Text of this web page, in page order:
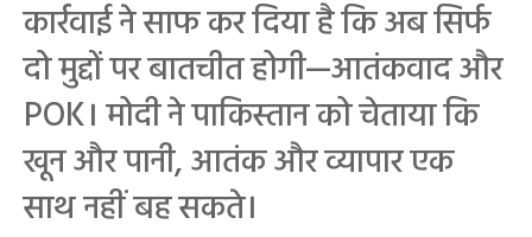
कार्रवाई ने साफ कर दिया है कि अब सिर्फ
दो मुद्दों पर बातचीत होगी—आतंकवाद और
POK। मोदी ने पाकिस्तान को चेताया कि
खून और पानी, आतंक और व्यापार एक
साथ नहीं बह सकते।